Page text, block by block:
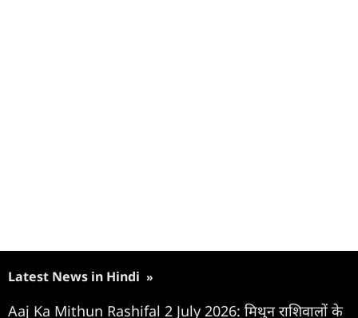
Latest News in Hindi »
Aaj Ka Mithun Rashifal 2 July 2026: मिथुन राशिवालों के